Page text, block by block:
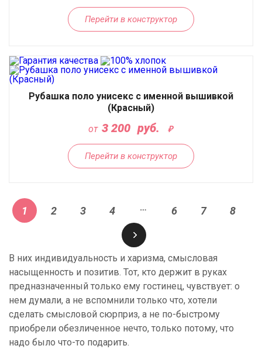
Перейти в конструктор
Рубашка поло унисекс с именной вышивкой
(Красный)
от 3 200 руб.
Перейти в конструктор
1 2 3 4 … 6 7 8
В них индивидуальность и харизма, смысловая
насыщенность и позитив. Тот, кто держит в руках
предназначенный только ему гостинец, чувствует: о
нем думали, а не вспомнили только что, хотели
сделать смысловой сюрприз, а не по-быстрому
приобрели обезличенное нечто, только потому, что
надо было что-то подарить.